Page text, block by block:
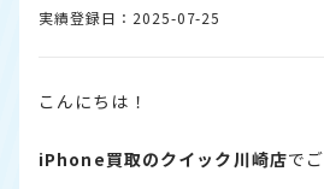
実績登録日：2025-07-25
こんにちは！
iPhone買取のクイック川崎店で